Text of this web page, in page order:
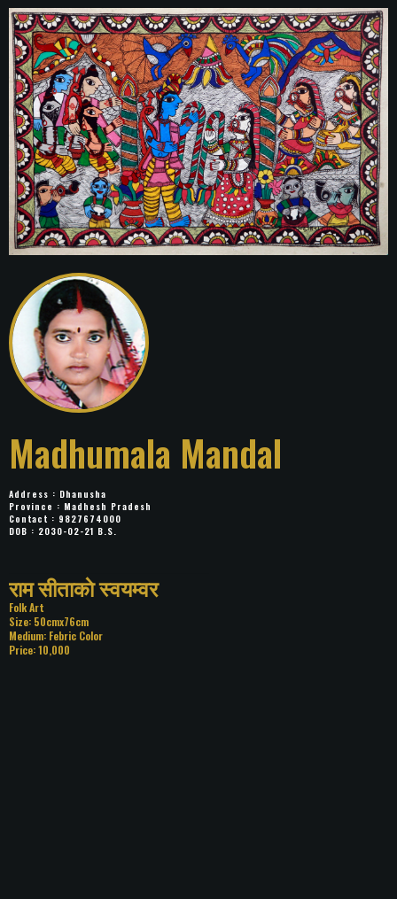
Madhumala Mandal
Address : Dhanusha
Province : Madhesh Pradesh
Contact : 9827674000
DOB : 2030-02-21 B.S.
Title: राम सीताकाे स्वयम्वर
Category: Folk Art
Size: 50cmx76cm
Medium: Febric Color
Price: 10,000